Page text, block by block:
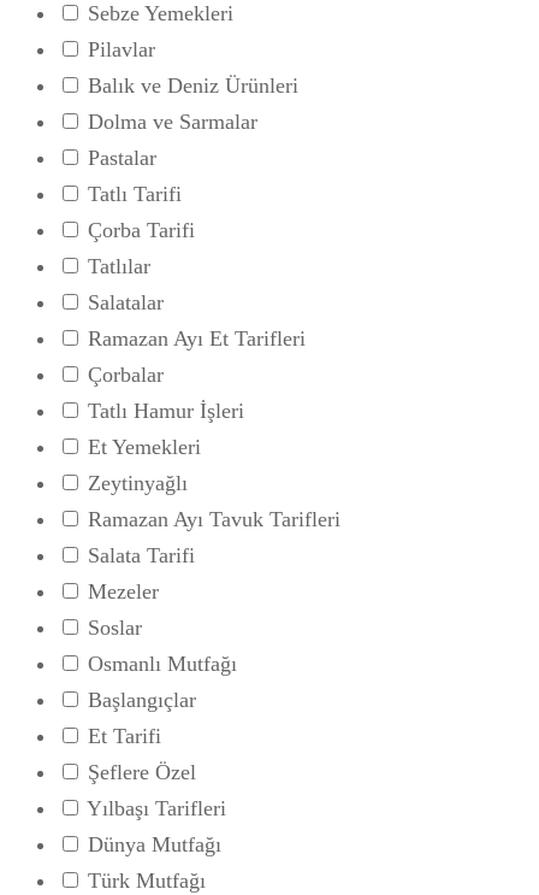
Sebze Yemekleri
Pilavlar
Balık ve Deniz Ürünleri
Dolma ve Sarmalar
Pastalar
Tatlı Tarifi
Çorba Tarifi
Tatlılar
Salatalar
Ramazan Ayı Et Tarifleri
Çorbalar
Tatlı Hamur İşleri
Et Yemekleri
Zeytinyağlı
Ramazan Ayı Tavuk Tarifleri
Salata Tarifi
Mezeler
Soslar
Osmanlı Mutfağı
Başlangıçlar
Et Tarifi
Şeflere Özel
Yılbaşı Tarifleri
Dünya Mutfağı
Türk Mutfağı